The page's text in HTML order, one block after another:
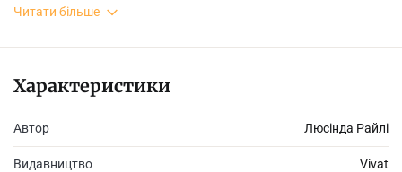
сторінках? В історії двох сімей, розорених війною, Джулія
Читати більше
Характеристики
Автор Люсінда Райлі
Видавництво Vivat